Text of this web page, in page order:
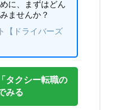
に、まずはどん
ませんか？
【ドライバーズ
タクシー転職の
みる